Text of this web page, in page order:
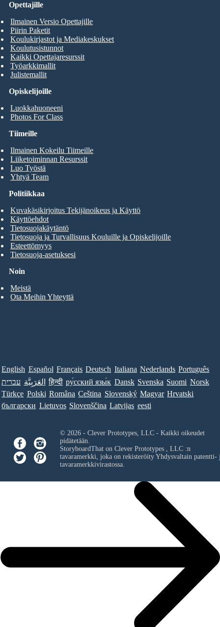
Opiskelijoille
Luokkahuoneeni
Photos For Class
Opettajille
Ilmainen Versio Opettajille
Piirin Paketit
Koulukirjastot ja Mediakeskukset
Koulutusistunnot
Kaikki Opettajaresurssit
Työarkkimallit
Julistemallit
Tiimeille
Ilmainen Kokeilu Tiimeille
Liiketoiminnan Resurssit
Luo Työstä
Yhtyä Team
Noin
Meistä
Ota Meihin Yhteyttä
Politiikkaa
Kuvakäsikirjoitus Tekijänoikeus ja Käyttö
Käyttöehdot
Tietosuojakäytäntö
Tietosuoja ja Turvallisuus Kouluille ja Opiskelijoille
Esteettömyys
Tietosuoja-asetuksesi
English Español Français Deutsch Italiana Nederlands Português
עברית العَرَبِيَّة हिन्दी ру́сский язы́к Dansk Svenska Suomi Norsk
Türkçe Polski Româna Ceština Slovenský Magyar Hrvatski
български Lietuvos Slovenščina Latvijas eesti
© 2026 - Clever Prototypes, LLC - Kaikki oikeudet
pidätetään.
StoryboardThat on Clever Prototypes , LLC:n
tavaramerkki, joka on rekisteröity Yhdysvaltain patentti-
tavaramerkkivirastossa.